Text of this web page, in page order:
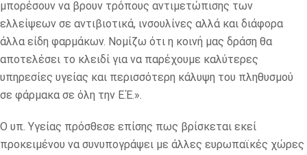
μπορέσουν να βρουν τρόπους αντιμετώπισης των
ελλείψεων σε αντιβιοτικά, ινσουλίνες αλλά και διάφορα
άλλα είδη φαρμάκων. Νομίζω ότι η κοινή μας δράση θα
αποτελέσει το κλειδί για να παρέχουμε καλύτερες
υπηρεσίες υγείας και περισσότερη κάλυψη του πληθυσμού
σε φάρμακα σε όλη την Ε.Έ.».
Ο υπ. Υγείας πρόσθεσε επίσης πως βρίσκεται εκεί
προκειμένου να συνυπογράψει με άλλες ευρωπαϊκές χώρες